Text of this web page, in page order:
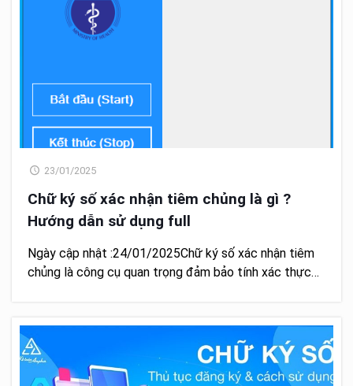
23/01/2025
Chữ ký số xác nhận tiêm chủng là gì ?
Hướng dẫn sử dụng full
Ngày cập nhật :24/01/2025Chữ ký số xác nhận tiêm
chủng là công cụ quan trọng đảm bảo tính xác thực…